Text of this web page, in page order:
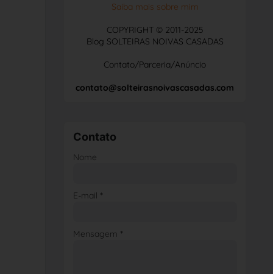
Saiba mais sobre mim
COPYRIGHT © 2011-2025
Blog SOLTEIRAS NOIVAS CASADAS
Contato/Parceria/Anúncio
contato@solteirasnoivascasadas.com
Contato
Nome
E-mail *
Mensagem *